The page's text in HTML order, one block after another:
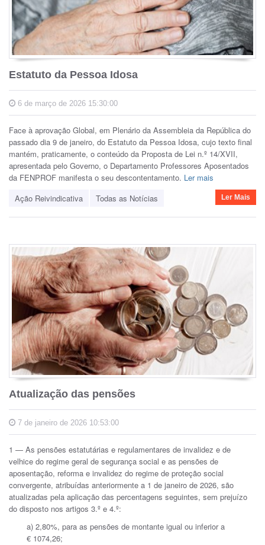
Estatuto da Pessoa Idosa
6 de março de 2026 15:30:00
Face à aprovação Global, em Plenário da Assembleia da República do
passado dia 9 de janeiro, do Estatuto da Pessoa Idosa, cujo texto final
mantém, praticamente, o conteúdo da Proposta de Lei n.º 14/XVII,
apresentada pelo Governo, o Departamento Professores Aposentados
da FENPROF manifesta o seu descontentamento. Ler mais
Ação Reivindicativa
Todas as Notícias Ler Mais
Atualização das pensões
7 de janeiro de 2026 10:53:00
1 — As pensões estatutárias e regulamentares de invalidez e de
velhice do regime geral de segurança social e as pensões de
aposentação, reforma e invalidez do regime de proteção social
convergente, atribuídas anteriormente a 1 de janeiro de 2026, são
atualizadas pela aplicação das percentagens seguintes, sem prejuízo
do disposto nos artigos 3.º e 4.º:
a) 2,80%, para as pensões de montante igual ou inferior a
€ 1074,26;